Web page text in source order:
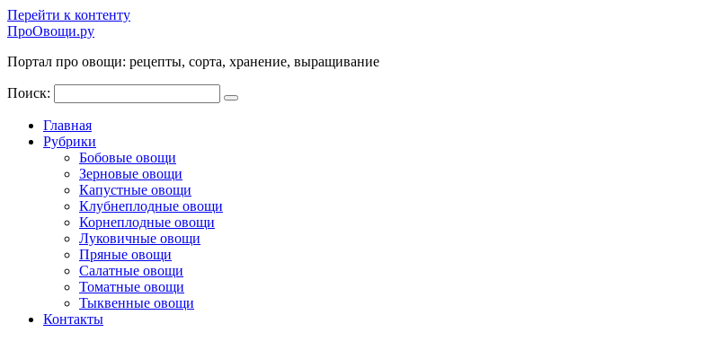
Перейти к контенту
ПроОвощи.ру
Портал про овощи: рецепты, сорта, хранение, выращивание
Поиск:
Главная
Рубрики
Бобовые овощи
Зерновые овощи
Капустные овощи
Клубнеплодные овощи
Корнеплодные овощи
Луковичные овощи
Пряные овощи
Салатные овощи
Томатные овощи
Тыквенные овощи
Контакты